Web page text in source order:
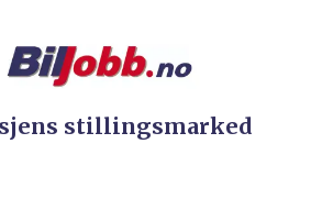
stillingsmarked